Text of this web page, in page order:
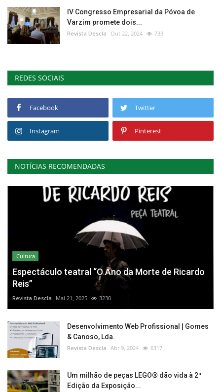
IV Congresso Empresarial da Póvoa de
Varzim promete dois...
Revista Descla Out 22, 2024 733
REDES SOCIAIS
Facebook Twitter
Instagram Pinterest
NOTÍCIAS RECOMENDADAS
Cultura
Espectáculo teatral “O Ano da Morte de Ricardo
Reis”
Revista Descla Mai 21, 2025 3230
Desenvolvimento Web Profissional | Gomes
& Canoso, Lda.
Revista Descla Abr 9, 2024 6317
Um milhão de peças LEGO® dão vida à 2ª
Edição da Exposição...